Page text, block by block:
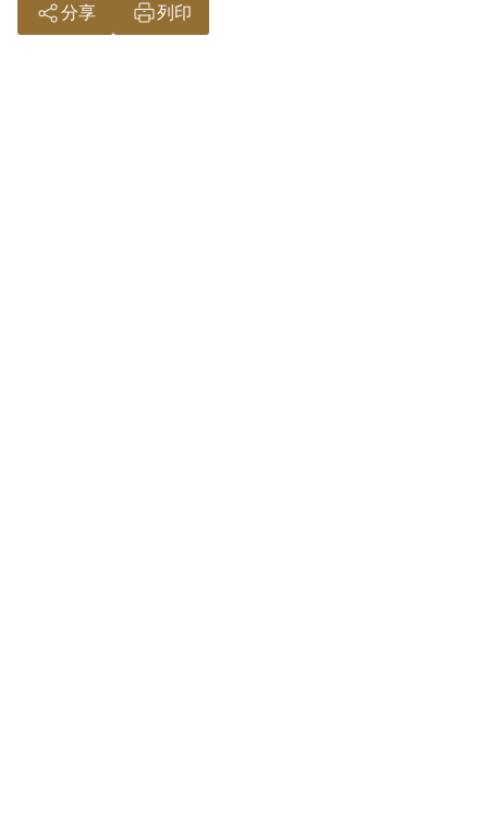
分享 列印